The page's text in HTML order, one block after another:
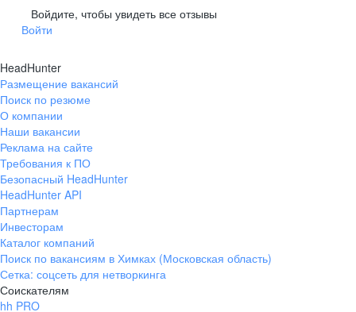
Войдите, чтобы увидеть все отзывы
Войти
HeadHunter
Размещение вакансий
Поиск по резюме
О компании
Наши вакансии
Реклама на сайте
Требования к ПО
Безопасный HeadHunter
HeadHunter API
Партнерам
Инвесторам
Каталог компаний
Поиск по вакансиям в Химках (Московская область)
Сетка: соцсеть для нетворкинга
Соискателям
hh PRO